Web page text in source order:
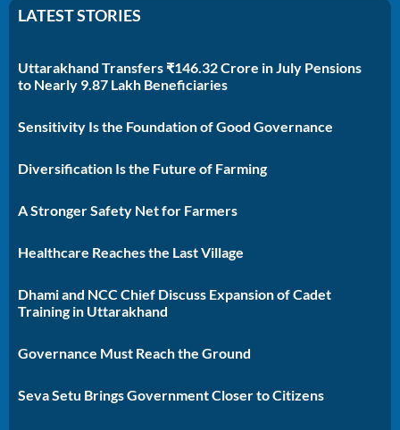
LATEST STORIES
Uttarakhand Transfers ₹146.32 Crore in July Pensions
to Nearly 9.87 Lakh Beneficiaries
Sensitivity Is the Foundation of Good Governance
Diversification Is the Future of Farming
A Stronger Safety Net for Farmers
Healthcare Reaches the Last Village
Dhami and NCC Chief Discuss Expansion of Cadet
Training in Uttarakhand
Governance Must Reach the Ground
Seva Setu Brings Government Closer to Citizens